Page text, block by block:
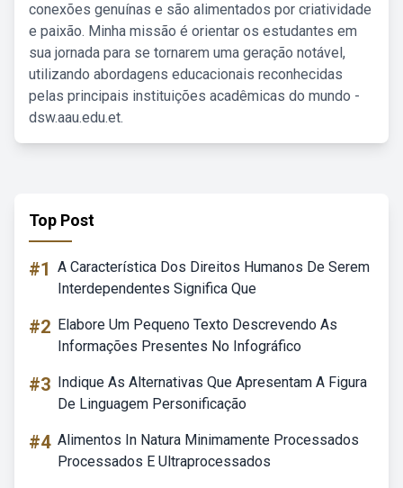
conexões genuínas e são alimentados por criatividade
e paixão. Minha missão é orientar os estudantes em
sua jornada para se tornarem uma geração notável,
utilizando abordagens educacionais reconhecidas
pelas principais instituições acadêmicas do mundo -
dsw.aau.edu.et.
Top Post
#1 A Característica Dos Direitos Humanos De Serem
Interdependentes Significa Que
#2 Elabore Um Pequeno Texto Descrevendo As
Informações Presentes No Infográfico
#3 Indique As Alternativas Que Apresentam A Figura
De Linguagem Personificação
#4 Alimentos In Natura Minimamente Processados
Processados E Ultraprocessados